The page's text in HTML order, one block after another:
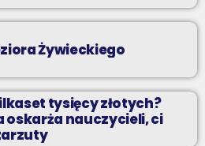
Żywieckiego
tysięcy złotych?
oskarża nauczycieli, ci